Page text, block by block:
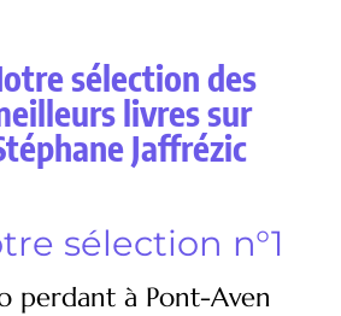
sélection des
livres sur
Jaffrézic
sélection n°1
perdant à Pont-Aven